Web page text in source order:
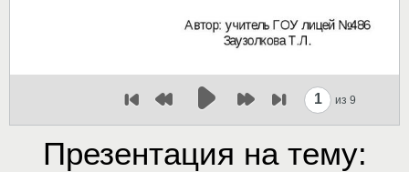
1 из 9
Презентация на тему: